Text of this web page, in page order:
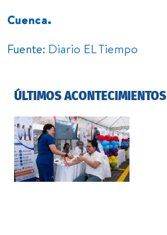
Cuenca.
Fuente: Diario EL Tiempo
ÚLTIMOS ACONTECIMIENTOS